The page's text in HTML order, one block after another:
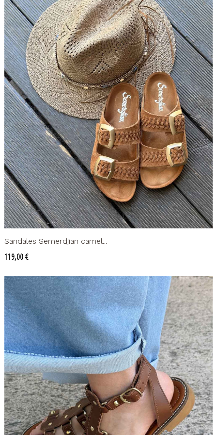
Sandales Semerdjian camel...
Prix
119,00 €